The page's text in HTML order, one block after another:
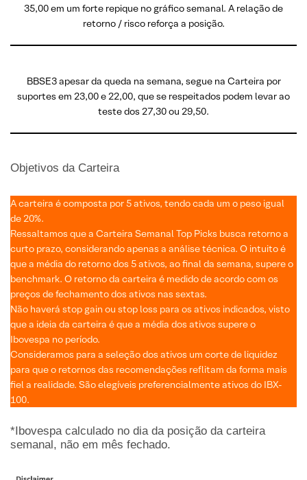
35,00 em um forte repique no gráfico semanal. A relação de
retorno / risco reforça a posição.
BBSE3 apesar da queda na semana, segue na Carteira por
suportes em 23,00 e 22,00, que se respeitados podem levar ao
teste dos 27,30 ou 29,50.
Objetivos da Carteira
A carteira é composta por 5 ativos, tendo cada um o peso igual
de 20%.
Ressaltamos que a Carteira Semanal Top Picks busca retorno a
curto prazo, considerando apenas a análise técnica. O intuito é
que a média do retorno dos 5 ativos, ao final da semana, supere o
benchmark. O retorno da carteira é medido de acordo com os
preços de fechamento dos ativos nas sextas.
Não haverá stop gain ou stop loss para os ativos indicados, visto
que a ideia da carteira é que a média dos ativos supere o
Ibovespa no período.
Consideramos para a seleção dos ativos um corte de liquidez
para que o retornos das recomendações reflitam da forma mais
fiel a realidade. São elegíveis preferencialmente ativos do IBX-
100.
*Ibovespa calculado no dia da posição da carteira
semanal, não em mês fechado.